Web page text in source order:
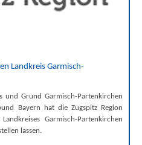
Landkreis Garmisch-
und Grund Garmisch-Partenkirchen
Bayern hat die Zugspitz Region
Garmisch-Partenkirchen
lassen.